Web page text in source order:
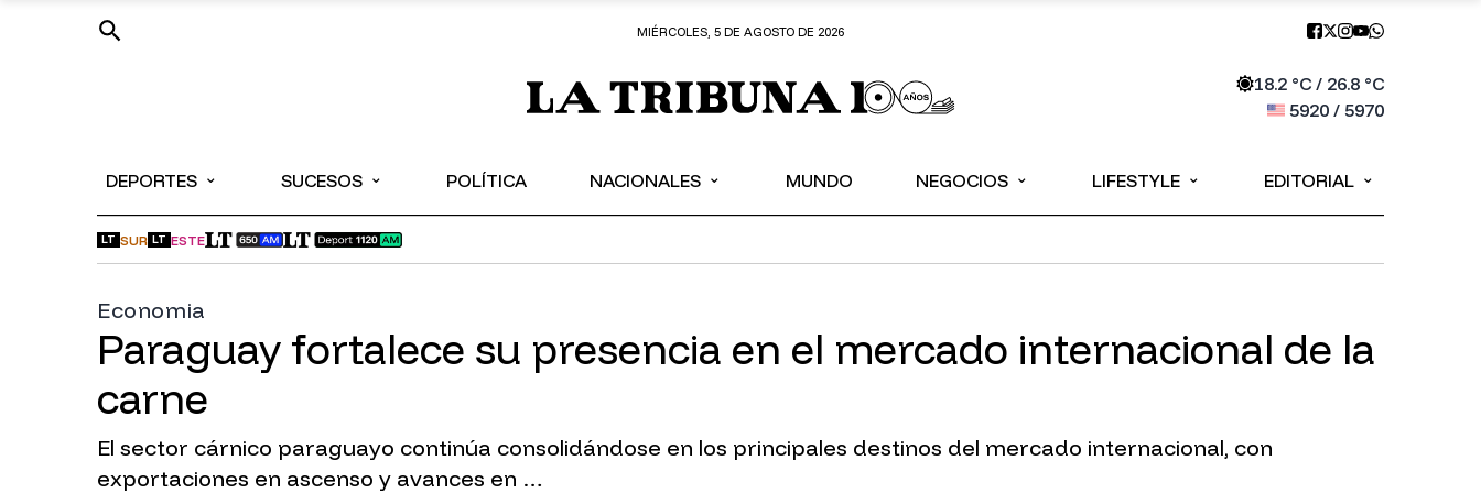
MIÉRCOLES, 5 DE AGOSTO DE 2026
18.2°C / 26.8°C
5920/ 5970
DEPORTES ⌄ SUCESOS ⌄ POLÍTICA NACIONALES ⌄ MUNDO NEGOCIOS ⌄ LIFESTYLE ⌄ EDITORIAL ⌄
LT SUR LT ESTE
Economia
Paraguay fortalece su presencia en el mercado internacional de la
carne
El sector cárnico paraguayo continúa consolidándose en los principales destinos del mercado internacional, con
exportaciones en ascenso y avances en …